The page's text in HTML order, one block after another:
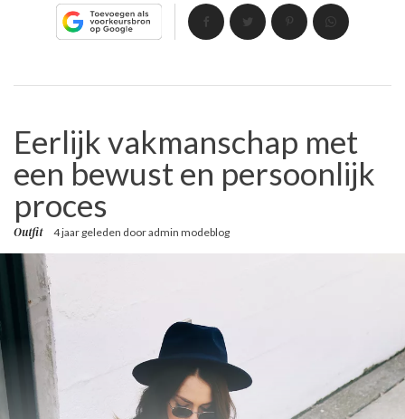
Eerlijk vakmanschap met
een bewust en persoonlijk
proces
Outfit 4 jaar geleden dooradmin modeblog